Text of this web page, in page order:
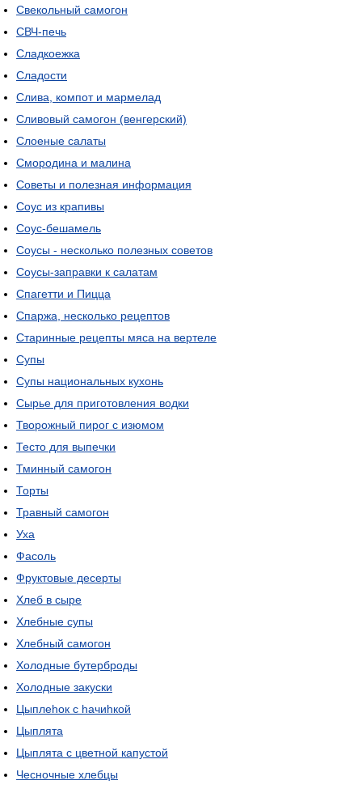
Свекольный самогон
СВЧ-печь
Сладкоежка
Сладости
Слива, компот и мармелад
Сливовый самогон (венгерский)
Слоеные салаты
Смородина и малина
Советы и полезная информация
Соус из крапивы
Соус-бешамель
Соусы - несколько полезных советов
Соусы-заправки к салатам
Спагетти и Пицца
Спаржа, несколько рецептов
Старинные рецепты мяса на вертеле
Супы
Супы национальных кухонь
Сырье для приготовления водки
Творожный пирог с изюмом
Тесто для выпечки
Тминный самогон
Торты
Травный самогон
Уха
Фасоль
Фруктовые десерты
Хлеб в сыре
Хлебные супы
Хлебный самогон
Холодные бутерброды
Холодные закуски
Цыплеhок с hачиhкой
Цыплята
Цыплята с цветной капустой
Чесночные хлебцы